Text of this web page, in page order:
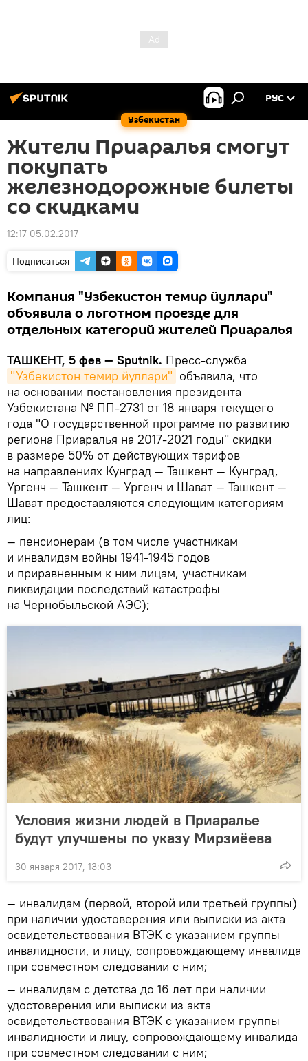
Узбекистан
РУС
Жители Приаралья смогут
покупать
железнодорожные билеты
со скидками
12:17 05.02.2017
Подписаться
Компания "Узбекистон темир йуллари"
объявила о льготном проезде для
отдельных категорий жителей Приаралья
ТАШКЕНТ, 5 фев — Sputnik. Пресс-служба
"Узбекистон темир йуллари" объявила, что
на основании постановления президента
Узбекистана № ПП-2731 от 18 января текущего
года "О государственной программе по развитию
региона Приаралья на 2017-2021 годы" скидки
в размере 50% от действующих тарифов
на направлениях Кунград — Ташкент — Кунград,
Ургенч — Ташкент — Ургенч и Шават — Ташкент —
Шават предоставляются следующим категориям
лиц:
— пенсионерам (в том числе участникам
и инвалидам войны 1941-1945 годов
и приравненным к ним лицам, участникам
ликвидации последствий катастрофы
на Чернобыльской АЭС);
Условия жизни людей в Приаралье
будут улучшены по указу Мирзиёева
30 января 2017, 13:03
— инвалидам (первой, второй или третьей группы)
при наличии удостоверения или выписки из акта
освидетельствования ВТЭК с указанием группы
инвалидности, и лицу, сопровождающему инвалида
при совместном следовании с ним;
— инвалидам с детства до 16 лет при наличии
удостоверения или выписки из акта
освидетельствования ВТЭК с указанием группы
инвалидности и лицу, сопровождающему инвалида
при совместном следовании с ним;